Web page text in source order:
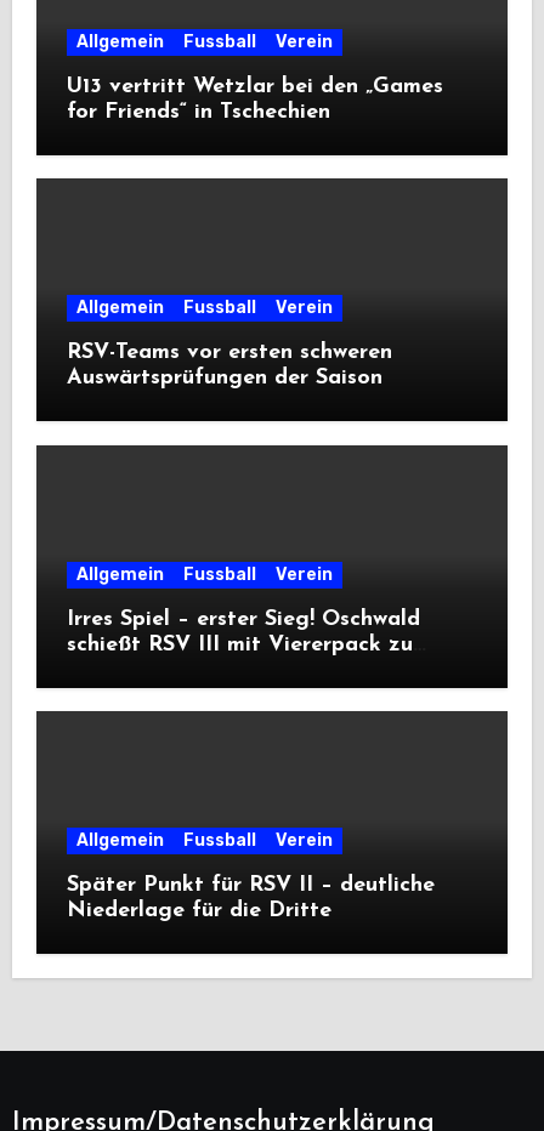
Allgemein Fussball Verein
U13 vertritt Wetzlar bei den „Games
for Friends“ in Tschechien
Allgemein Fussball Verein
RSV-Teams vor ersten schweren
Auswärtsprüfungen der Saison
Allgemein Fussball Verein
Irres Spiel – erster Sieg! Oschwald
schießt RSV III mit Viererpack zu
Allgemein Fussball Verein
Später Punkt für RSV II – deutliche
Niederlage für die Dritte
Impressum/Datenschutzerklärung